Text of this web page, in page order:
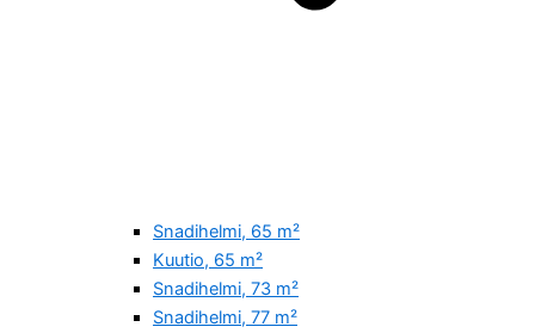
Snadihelmi, 65 m²
Kuutio, 65 m²
Snadihelmi, 73 m²
Snadihelmi, 77 m²